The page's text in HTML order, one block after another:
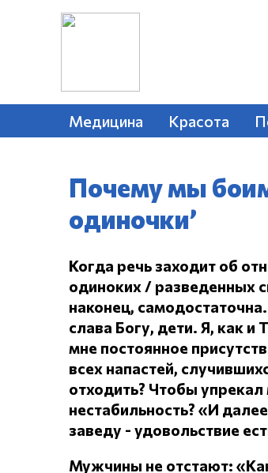
Медицина Красота
Почему мы
одиночки’
Когда речь заходит об
одиноких / разведенных
наконец, самодостаточна.
слава Богу, дети. Я, как и
мне постоянное
всех напастей,
отходить? Чтобы упрекал
нестабильность? «И
заведу - удовольствие
Мужчины не отстают: